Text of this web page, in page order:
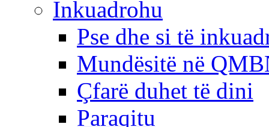
Inkuadrohu
Pse dhe si të
Mundësitë në
Çfarë duhet të dini
Paraqitu